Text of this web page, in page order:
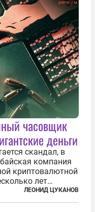
часовщик
деньги
скандал, в
компания
криптовалютной
лет
не менее 4
принадлежащих
ЛЕОНИД ЦУКАНОВ